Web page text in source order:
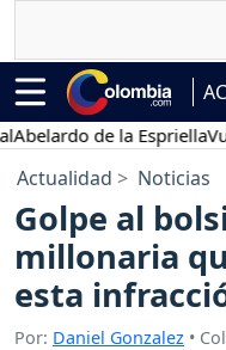
de la EspriellaVuelta
Actualidad Noticias
Golpe al
millonaria
esta
Por: Daniel Gonzalez •